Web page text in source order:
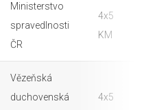
Ministerstvo
spravedlnosti
ČR
4x5
KM
Vězeňská
duchovenská
4x5